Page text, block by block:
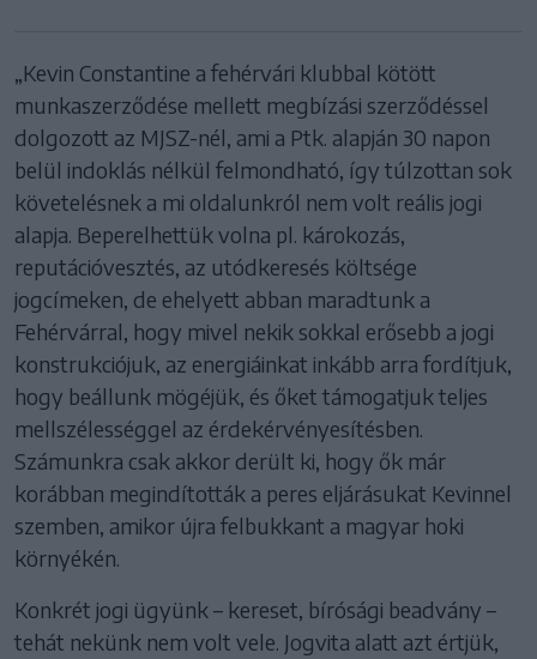
„Kevin Constantine a fehérvári klubbal kötött
munkaszerződése mellett megbízási szerződéssel
dolgozott az MJSZ-nél, ami a Ptk. alapján 30 napon
belül indoklás nélkül felmondható, így túlzottan sok
követelésnek a mi oldalunkról nem volt reális jogi
alapja. Beperelhettük volna pl. károkozás,
reputációvesztés, az utódkeresés költsége
jogcímeken, de ehelyett abban maradtunk a
Fehérvárral, hogy mivel nekik sokkal erősebb a jogi
konstrukciójuk, az energiáinkat inkább arra fordítjuk,
hogy beállunk mögéjük, és őket támogatjuk teljes
mellszélességgel az érdekérvényesítésben.
Számunkra csak akkor derült ki, hogy ők már
korábban megindították a peres eljárásukat Kevinnel
szemben, amikor újra felbukkant a magyar hoki
környékén.
Konkrét jogi ügyünk – kereset, bírósági beadvány –
tehát nekünk nem volt vele. Jogvita alatt azt értjük,